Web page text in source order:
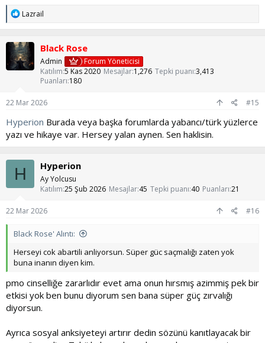
T
p
k
i
l
e
Lazrail
Black Rose
Admin
Forum Yöneticisi
Katılım 5 Kas 2020 Mesajlar 1,276 Tepki puanı 3,413
Puanları 180
22 Mar 2026 #15
Hyperion Burada veya başka forumlarda yabancı/türk yüzlerce
yazı ve hikaye var. Hersey yalan aynen. Sen haklisin.
H Hyperion
Ay Yolcusu
Katılım 25 Şub 2026 Mesajlar 45 Tepki puanı 40 Puanları 21
22 Mar 2026 #16
Black Rose' Alıntı:
Herseyi cok abartili anliyorsun. Süper güc saçmalığı zaten yok
buna inanın diyen kim.
pmo cinselliğe zararlıdır evet ama onun hırsmış azimmiş pek bir
etkisi yok ben bunu diyorum sen bana süper güç zırvalığı
diyorsun.
Ayrıca sosyal anksiyeteyi artırır dedin sözünü kanıtlayacak bir